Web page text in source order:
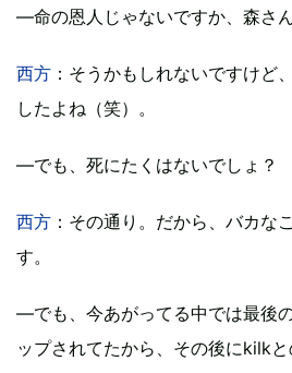
―命の恩人じゃないですか、森さん
西方 ：そうかもしれないですけど
したよね（笑）。
―でも、死にたくはないでしょ？
西方 ：その通り。だから、バカな
す。
―でも、今あがってる中では最後
ップされてたから、その後にkilk